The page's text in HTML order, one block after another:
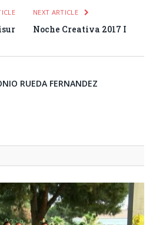
NEXT ARTICLE
Noche Creativa 2017 I
RUEDA FERNANDEZ